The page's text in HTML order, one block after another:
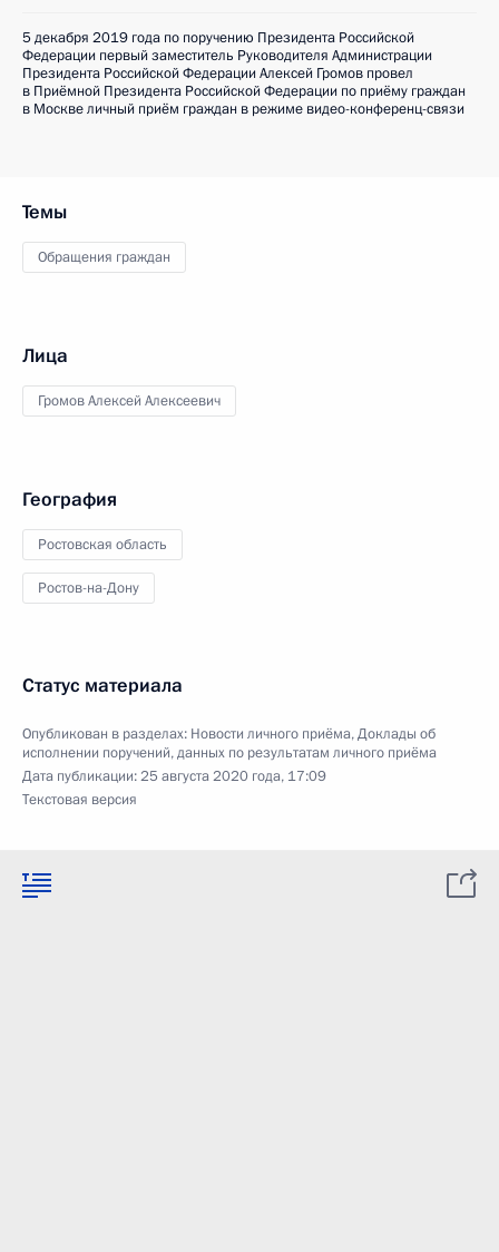
5 декабря 2019 года по поручению Президента Российской
Федерации первый заместитель Руководителя Администрации
Президента Российской Федерации Алексей Громов провел
в Приёмной Президента Российской Федерации по приёму граждан
в Москве личный приём граждан в режиме видео-конференц-связи
Темы
Обращения граждан
Лица
Громов Алексей Алексеевич
География
Ростовская область
Ростов-на-Дону
Статус материала
Опубликован в разделах: Новости личного приёма,Доклады об
исполнении поручений, данных по результатам личного приёма
Дата публикации:25 августа 2020 года, 17:09
Текстовая версия